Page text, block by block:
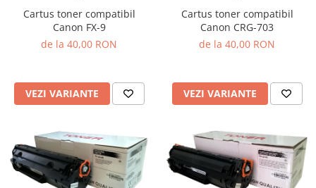
Cartus toner compatibil
Canon FX-9
de la 40,00 RON
VEZI VARIANTE
Cartus toner compatibil
Canon CRG-703
de la 40,00 RON
VEZI VARIANTE